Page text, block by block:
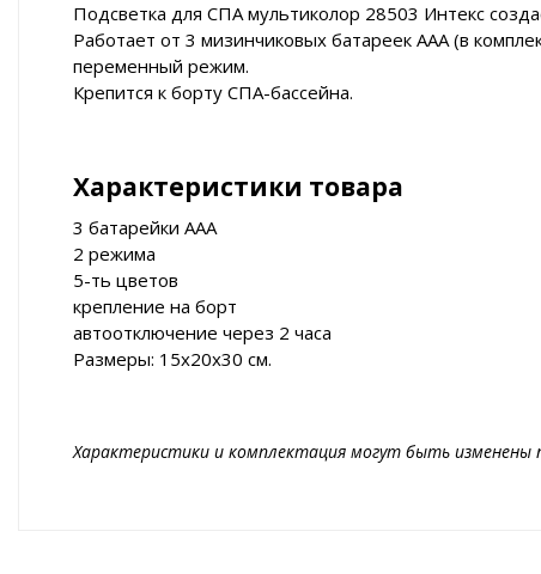
Подсветка для СПА мультиколор 28503 Интекс
Работает от 3 мизинчиковых батареек AAA (в
переменный режим.
Крепится к борту СПА-бассейна.
Характеристики товара
3 батарейки ААА
2 режима
5-ть цветов
крепление на борт
автоотключение через 2 часа
Размеры: 15х20х30 см.
Характеристики и комплектация могут быть изменены